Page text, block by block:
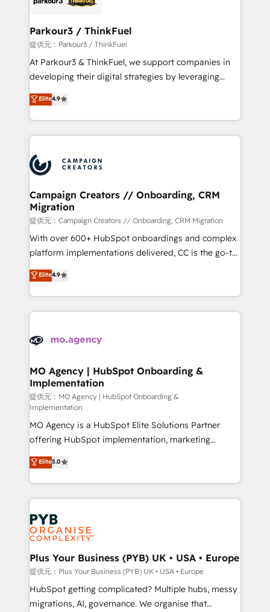
companies scale faster and smarter. 🔹 BOOMS:
Demand generation for all your buyers With BOOMS,
you invest in 100% of your buyers, accelerating your
growth and positioning yourself as an undisputed
transformation process A methodology designed to
implement HubSpot effectively and optimize your
record of business transformation, our growth-first
approach has helped brands dominate their
Parkour3 / ThinkFuel
提供元：Parkour3 / ThinkFuel
At Parkour3 & ThinkFuel, we support companies in
developing their digital strategies by leveraging
technologies and automating their marketing and
sales processes to generate growth. Our offer spans
from Strategy to Operations. We specialize in CRM
onboarding and implementation, web design, sales
extensive experience working with tech companies
and manufacturers since 2002, we are committed to
empowering our clients and developing their
autonomy. Get to grips with HubSpot through
guided implementation and seamless integration of
the CRM platform into your digital ecosystem. Would
you like support in deploying your inbound
to your needs and sales objectives. With 125+
certifications, we are part of the most certified
services are offered in both English & French.
Elite4.9
Campaign Creators // Onboarding, CRM
Migration
提供元：Campaign Creators // Onboarding, CRM Migration
With over 600+ HubSpot onboardings and complex
platform implementations delivered, CC is the go-to
Elite Solutions Partner for businesses ready to
migrate, replatform, and scale smarter. We specialize
in high-impact CRM and CMS migrations and
onboarding from platforms like Salesforce, NetSuite,
WordPress and legacy CRMs, turning fragmented
architectures that accelerate revenue operations and
performance. - Multi-object CRM migration, cleanup,
and implementation. - Pre-built and custom
integrations across your full tech stack. - Custom
object setup, CMS builds, and full-funnel automation.
- Dashboards, lifecycle campaigns, and lead
nurturing sequences. - Cross-hub setup across
Marketing, Sales, Operations, and Service Hubs. -
Ongoing optimization, managed support, and
scalable retainers. Let’s make HubSpot your most
powerful growth engine. Built to convert, scale, and
drive results.
Elite4.9
MO Agency | HubSpot Onboarding &
Implementation
提供元：MO Agency | HubSpot Onboarding &
Implementation
MO Agency is a HubSpot Elite Solutions Partner
offering HubSpot implementation, marketing
automation, CRM and RevOps consulting, B2B SEO,
paid media, content marketing, AEO and GEO (AI
search optimisation), and HubSpot Content Hub and
WordPress development. We work with enterprise
and growth-led companies across technology,
professional services, financial services and
industrial sectors. Offices in Johannesburg, Cape
Town, Dubai & London. 500+ HubSpot CRM
implementations delivered. AI visibility coverage
across ChatGPT, Claude, Perplexity, Gemini and
Google AI Overviews. HubSpot Impact Award -
Elite5.0
Plus Your Business (PYB) UK • USA • Europe
提供元：Plus Your Business (PYB) UK • USA • Europe
HubSpot getting complicated? Multiple hubs, messy
migrations, AI, governance. We organise that